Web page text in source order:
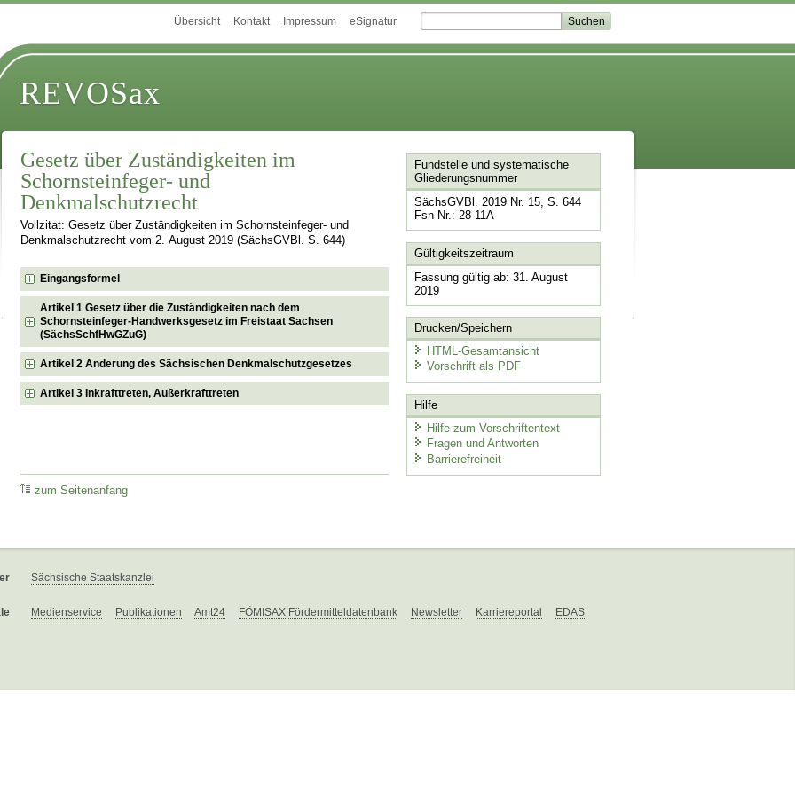
Übersicht Kontakt Impressum eSignatur
REVOSax
Gesetz über Zuständigkeiten im
Schornsteinfeger- und
Denkmalschutzrecht
Vollzitat: Gesetz über Zuständigkeiten im Schornsteinfeger- und
Denkmalschutzrecht vom 2. August 2019 (SächsGVBl. S. 644)
Eingangsformel
Artikel 1 Gesetz über die Zuständigkeiten nach dem
Schornsteinfeger-Handwerksgesetz im Freistaat Sachsen
(SächsSchfHwGZuG)
Artikel 2 Änderung des Sächsischen Denkmalschutzgesetzes
Artikel 3 Inkrafttreten, Außerkrafttreten
zum Seitenanfang
Fundstelle und systematische
Gliederungsnummer
SächsGVBl. 2019 Nr. 15, S. 644
Fsn-Nr.: 28-11A
Gültigkeitszeitraum
Fassung gültig ab: 31. August
2019
Drucken/Speichern
HTML-Gesamtansicht
Vorschrift als PDF
Hilfe
Hilfe zum Vorschriftentext
Fragen und Antworten
Barrierefreiheit
Sächsische Staatskanzlei
Medienservice Publikationen Amt24 FÖMISAX Fördermitteldatenbank Newsletter Karriereportal EDAS